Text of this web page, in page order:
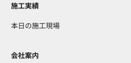
施工実績
本日の施工現場
会社案内